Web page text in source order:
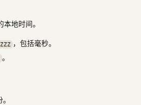
地时间。
，包括毫秒。
。